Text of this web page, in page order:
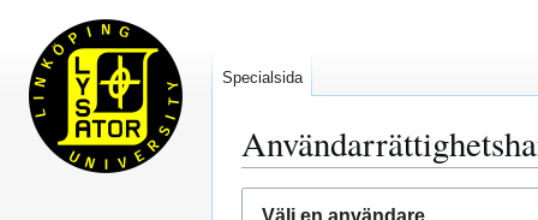
Specialsida